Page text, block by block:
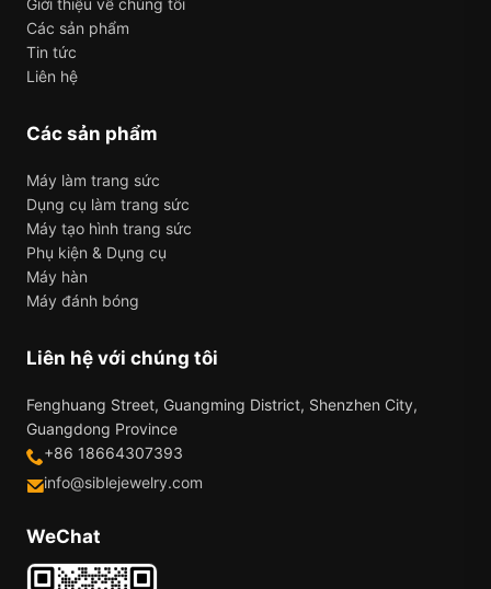
Giới thiệu về chúng tôi
Các sản phẩm
Tin tức
Liên hệ
Các sản phẩm
Máy làm trang sức
Dụng cụ làm trang sức
Máy tạo hình trang sức
Phụ kiện & Dụng cụ
Máy hàn
Máy đánh bóng
Liên hệ với chúng tôi
Fenghuang Street, Guangming District, Shenzhen City,
Guangdong Province
+86 18664307393
info@siblejewelry.com
WeChat